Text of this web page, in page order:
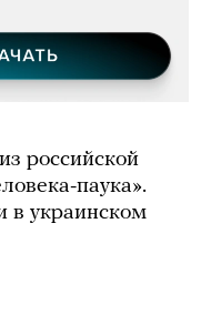
российской
паука».
в украинском